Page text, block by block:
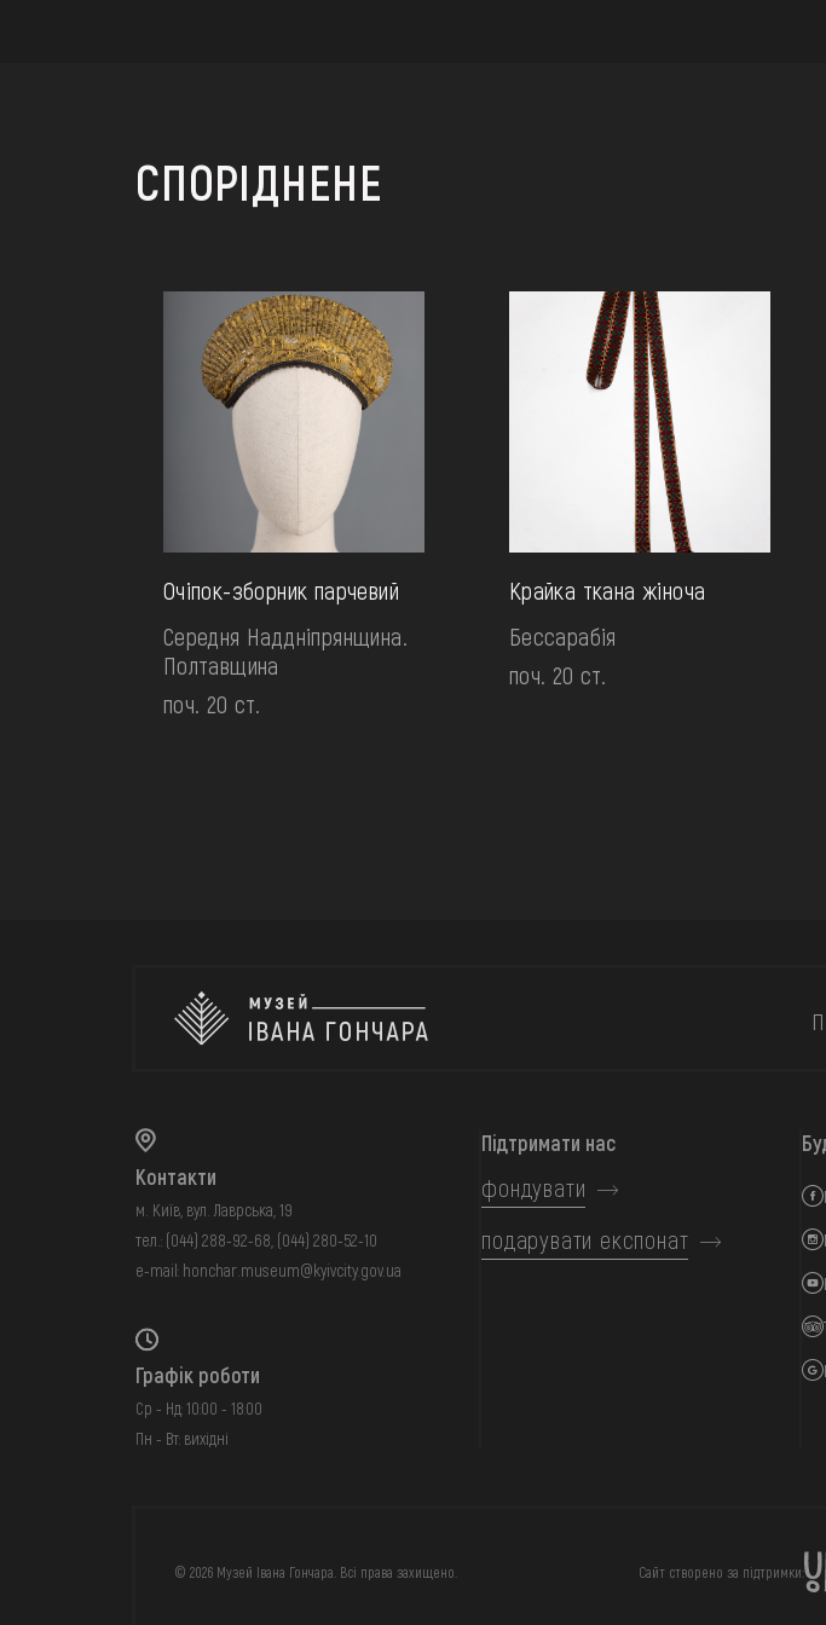
FAQ ОНЛАЙН-КРАМНИЦЯ ПІДТРИМАТИ
СПОРІДНЕНЕ
Очіпок-зборник парчевий
Середня Наддніпрянщина.
Полтавщина
поч. 20 ст.
Крайка ткана жіноча
Бессарабія
поч. 20 ст.
Контакти
м. Київ, вул. Лаврська, 19
тел.: (044) 288-92-68 (044) 280-52-10
e-mail: honchar.museum@kyivcity.gov.ua
Графік роботи
Ср - Нд: 10:00 - 18:00
Пн - Вт: вихідні
Підтримати нас
фондувати
подарувати експонат
© 2026 Музей Івана Гончара. Всі права захищено. Сайт створено за підтримки: